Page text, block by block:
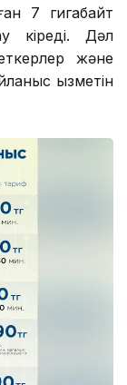
7 гигабайт
кіреді. Дәл
және
қызметін